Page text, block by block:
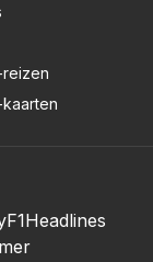
reizen
kaarten
F1Headlines